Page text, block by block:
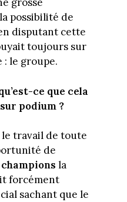
possibilité de
disputant cette
toujours sur
le groupe.
ce que cela
podium ?
travail de toute
de
la
forcément
sachant que le